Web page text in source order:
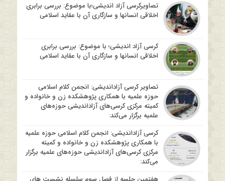
تصاویرکرسی آزاد اندیشی؛با موضوع: بررسی برابری
اخلاقی انسانها و سازگاری آن با عقاید اسلامی
کرسی آزاد اندیشی؛ با موضوع: بررسی برابری
اخلاقی انسانها و سازگاری آن با عقاید اسلامی
تصاویر کرسی آزاداندیشی: انجمن کلام اسلامی
حوزه علمیه با همکاری پژوهشکده زن و خانواده و
کمیته مرکزی کرسی‌های آزاداندیشی حوزه‌های
علمیه برگزار می‌کند:
کرسی آزاداندیشی: انجمن کلام اسلامی حوزه علمیه
با همکاری پژوهشکده زن و خانواده و کمیته
مرکزی کرسی‌های آزاداندیشی حوزه‌های علمیه برگزار
می‌کند: